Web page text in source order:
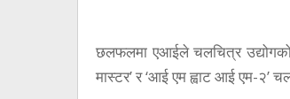
छलफलमा एआईले चलचित्र उद्योगको
मास्टर’ र ‘आई एम ह्वाट आई एम-२’